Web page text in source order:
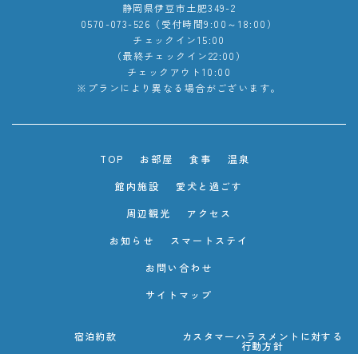
静岡県伊豆市土肥349-2
0570-073-526（受付時間9:00～18:00）
チェックイン15:00
（最終チェックイン22:00）
チェックアウト10:00
※プランにより異なる場合がございます。
TOP お部屋 食事
温泉
館内施設
愛犬と過ごす
周辺観光
アクセス
お知らせ
スマートステイ
お問い合わせ
サイトマップ
宿泊約款 カスタマーハラスメントに対する
行動方針